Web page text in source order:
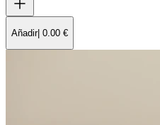
Añadir| 0.00 €